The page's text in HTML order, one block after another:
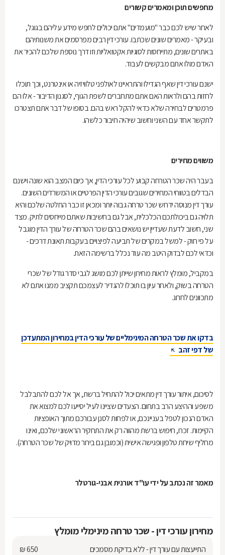
מחפשים תוכן ומאמרים קשורים
לאחר שיש לכם כבר "מועמדים" אתם יכולים לחפש מידע עליהם בגוגל,
ובעיקר - מאמרים שונים שכתבו. עורכי דין רבים מפרסמים את משנותיהם
באתרים שונים, מתייחסות לסוגיות אקטואליות וזו דרך נוספת שלכם להכיר את
האדם מולו אתם מבקשים לעבוד.
ישנם עורכי דין שאף הגדילו והתראיינו לאולפני טלוויזיה או אינטרנט, וכך תוכלו
לחזות בהם ולראות האם אתם מתחברים לשפת הגוף, לסגנון הדיבור - אלו הם
פרמטרים לבחירה שלא כדאי להקל ראש בהם. בסופו של דבר אתם תצטרכו
לתקשר אחד עם השני וחשוב שיהיה חיבור כלשהו.
משווים מחירים
בעבר היה שכר הטרחה קבוע לכל עורכי הדין, אך כיום המצב הוא שונה וישנם
הבדלים בטווחי המחירים שגובים עורכי הדין הפרטיים או המשרדים השונים.
עורך דין מנוסה ידרוש שכר טרחה גבוה יותר ומכאן זו כבר החלטה שלכם והיא
תלויה גם ביכולתכם הכלכלית, אבל גם בחשיבות שאתם מייחסים לתיק. מצד
שני, חשוב לדעת שעדיין יש נושאים בהם שכר הטרחה של עורך הדין מוגבל
על פי חוק - למשל במקרים של תביעה לפיצויים בעקבות תאונת דרכים -
וכדאי לכם לבדוק היטב מה עוד נכלל ברשימה הזאת.
במקביל, מומלץ לראות מחירון שייתן לכם מושג לגבי סדר גודל של שכרי
הטרחה בשוק, ולאחר עיון בו תוכלו להגדיר לעצמכם תקציב ממנו אתם לא
מתכוונים לחרוג.
בדקו את שכר הטרחה המינימליים של עורכי הדין במחירון המתעדכן
של דפי זהב
לסיכום, איתור עורך דין מתאים יכול להתחיל ברשת, אך אל לכם להתבלבל
משפע וההיצע הרב בתחום. הצעדים שציינו לעיל יסייעו לכם למצוא את
האדם הנכון לטפל בעניינכם, או לפחות לסנן עבורכם מתוך האופציות
הקיימות. זכרו, חיפוש ברשת מהווה רק את התחקיר הראשוני שלכם, ואינו
מחליף שיחת טלפון ופגישה אישית (וכמובן גם בירור מדויק של שכר הטרחה).
מאמר זה נכתב על ידיעו"ד אורנית אבני-גורטלר
מחירון עורכי דין - שכר טרחה מינימלי מומלץ
התייעצות עם עורך דין - ללא בדיקת מסמכים
₪ 650